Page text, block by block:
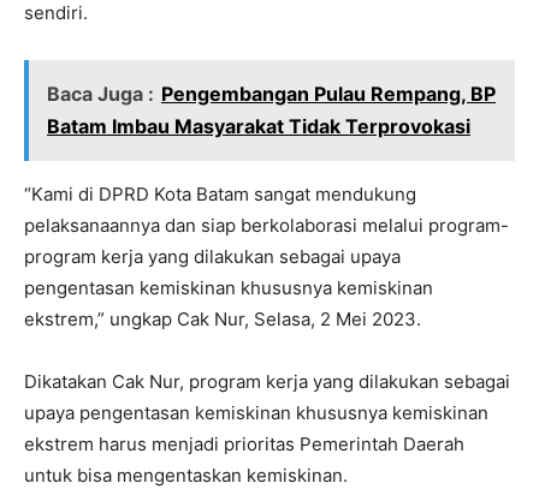
sendiri.
Baca Juga : Pengembangan Pulau Rempang, BP
Batam Imbau Masyarakat Tidak Terprovokasi
“Kami di DPRD Kota Batam sangat mendukung
pelaksanaannya dan siap berkolaborasi melalui program-
program kerja yang dilakukan sebagai upaya
pengentasan kemiskinan khususnya kemiskinan
ekstrem,” ungkap Cak Nur, Selasa, 2 Mei 2023.
Dikatakan Cak Nur, program kerja yang dilakukan sebagai
upaya pengentasan kemiskinan khususnya kemiskinan
ekstrem harus menjadi prioritas Pemerintah Daerah
untuk bisa mengentaskan kemiskinan.